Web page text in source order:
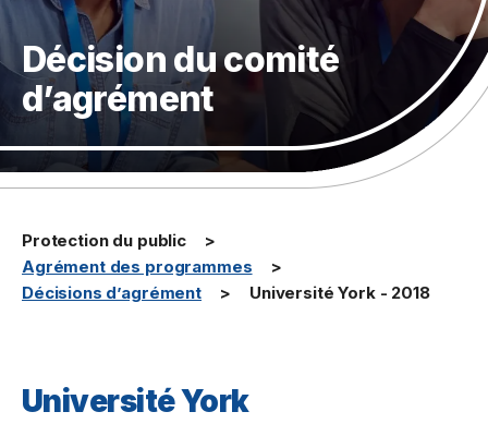
Décision du comité
d’agrément
Protection du public
Agrément des programmes
Décisions d’agrément
Université York - 2018
Université York